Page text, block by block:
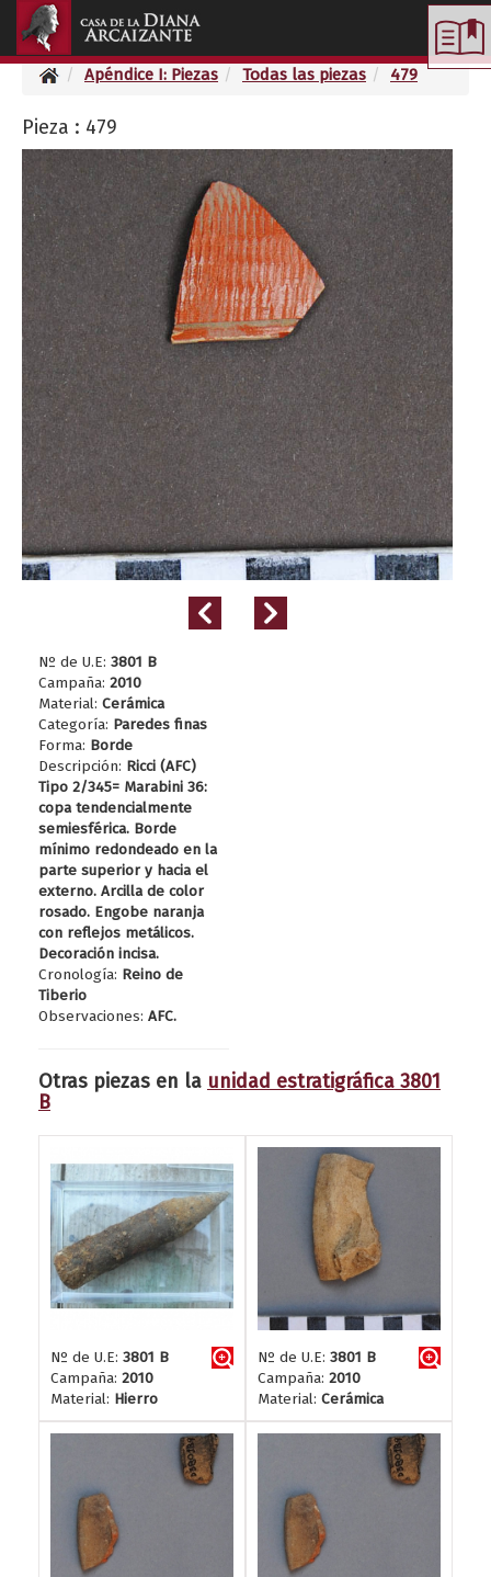
Apéndice I: Piezas Todas las piezas 479
Pieza : 479
Nº de U.E: 3801 B
Campaña: 2010
Material: Cerámica
Categoría: Paredes finas
Forma: Borde
Descripción: Ricci (AFC)
Tipo 2/345= Marabini 36:
copa tendencialmente
semiesférica. Borde
mínimo redondeado en la
parte superior y hacia el
externo. Arcilla de color
rosado. Engobe naranja
con reflejos metálicos.
Decoración incisa.
Cronología: Reino de
Tiberio
Observaciones: AFC.
Otras piezas en la unidad estratigráfica 3801
B
Nº de U.E: 3801 B
Campaña: 2010
Material: Hierro
Nº de U.E: 3801 B
Campaña: 2010
Material: Cerámica